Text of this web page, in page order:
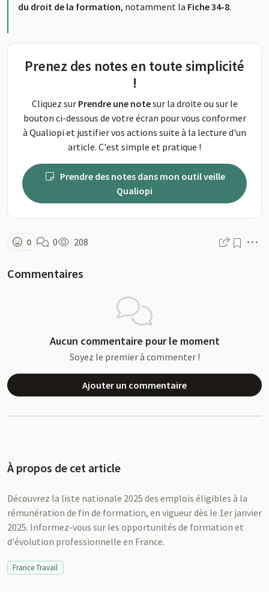
du droit de la formation, notamment la Fiche 34-8.
Prenez des notes en toute simplicité
!
Cliquez sur Prendre une notesur la droite ou sur le
bouton ci-dessous de votre écran pour vous conformer
à Qualiopi et justifier vos actions suite à la lecture d'un
article. C'est simple et pratique !
Qualiopi
0 0 208
Commentaires
Aucun commentaire pour le moment
Soyez le premier à commenter !
Ajouter un commentaire
À propos de cet article
Découvrez la liste nationale 2025 des emplois éligibles à la
rémunération de fin de formation, en vigueur dès le 1er janvier
2025. Informez-vous sur les opportunités de formation et
d'évolution professionnelle en France.
France Travail